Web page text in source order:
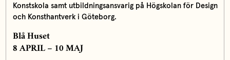
Konstskola samt utbildningsansvarig på Högskolan för Design
och Konsthantverk i Göteborg.
Blå Huset
8 APRIL – 10 MAJ